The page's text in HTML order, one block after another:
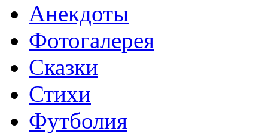
Анекдоты
Фотогалерея
Сказки
Стихи
Футболия